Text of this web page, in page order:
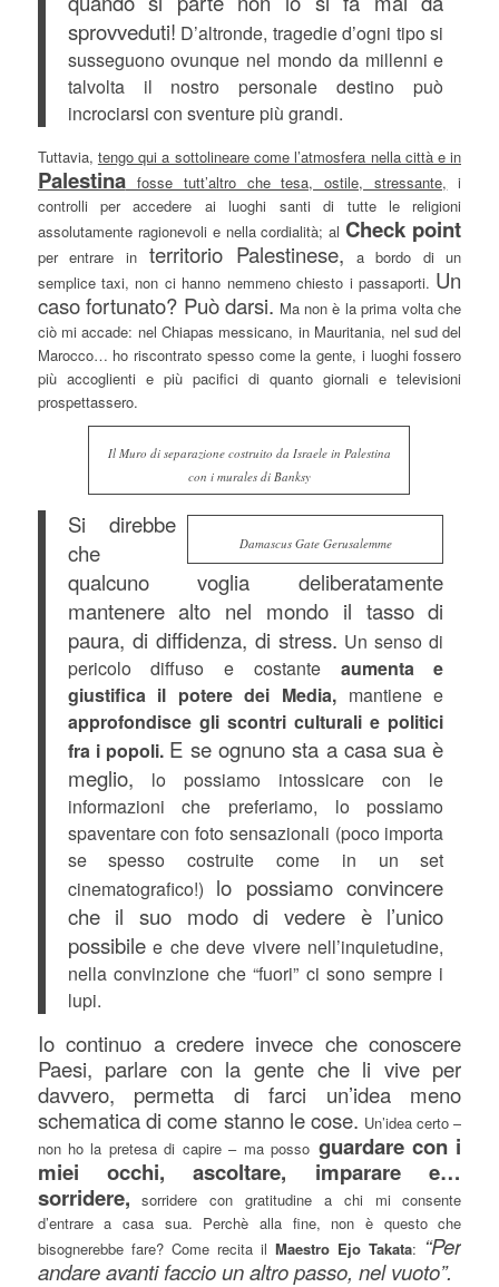
sprovveduti! D’altronde, tragedie d’ogni tipo si
susseguono ovunque nel mondo da millenni e
talvolta il nostro personale destino può
incrociarsi con sventure più grandi.
Tuttavia, tengo qui a sottolineare come l’atmosfera nella città e in
Palestinafosse tutt’altro che tesa, ostile, stressante, i
controlli per accedere ai luoghi santi di tutte le religioni
assolutamente ragionevoli e nella cordialità; al Check point
per entrare interritorio Palestinese, a bordo di un
semplice taxi, non ci hanno nemmeno chiesto i passaporti. Un
caso fortunato? Può darsi. Ma non è la prima volta che
ciò mi accade: nel Chiapas messicano, in Mauritania, nel sud del
Marocco… ho riscontrato spesso come la gente, i luoghi fossero
più accoglienti e più pacifici di quanto giornali e televisioni
prospettassero.
Il Muro di separazione costruito da Israele in Palestina
con i murales di Banksy
Damascus Gate Gerusalemme
Si direbbe
che
qualcuno voglia deliberatamente
mantenere alto nel mondo il tasso di
paura, di diffidenza, di stress. Un senso di
pericolo diffuso e costante aumenta e
giustifica il potere dei Media, mantiene e
approfondisce gli scontri culturali e politici
fra i popoli. E se ognuno sta a casa sua è
meglio, lo possiamo intossicare con le
informazioni che preferiamo, lo possiamo
spaventare con foto sensazionali (poco importa
se spesso costruite come in un set
cinematografico!) lo possiamo convincere
che il suo modo di vedere è l’unico
possibilee che deve vivere nell’inquietudine,
nella convinzione che “fuori” ci sono sempre i
lupi.
Io continuo a credere invece che conoscere
Paesi, parlare con la gente che li vive per
davvero, permetta di farci un’idea meno
schematica di come stanno le cose. Un’idea certo –
non ho la pretesa di capire – ma posso guardare con i
miei occhi, ascoltare, imparare e…
sorridere, sorridere con gratitudine a chi mi consente
d’entrare a casa sua. Perchè alla fine, non è questo che
bisognerebbe fare? Come recita ilMaestro Ejo Takata: “Per
andare avanti faccio un altro passo, nel vuoto”.